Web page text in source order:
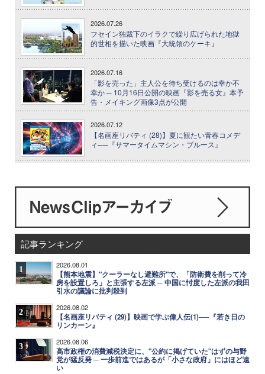
2026.07.26
フセイン独裁下のイラクで繰り広げられた地獄
的世相を描いた映画『大統領のケーキ』
2026.07.16
「影を売った」主人公を待ち受けるのは幸か不
幸か ─ 10月16日公開の映画『影を売る女』本予
告・メイキング画像3点が公開
2026.07.12
【名画座リバティ (28)】夏に観たい青春コメデ
ィ──『サマータイムマシン・ブルース』
記事ランキング
1 2026.08.01
【熊本地震】"クーラーなし避難所"で、「防衛費を削って冷
房を設置しろ」と主張する左派 ─ 中国に忖度した左派の我田
引水の議論に批判殺到
2 2026.08.02
【名画座リバティ (29)】映画で学ぶ偉人伝(1)──『若き日の
リンカーン』
3 2026.08.06
高市政権の消費減税決定に、"公約に掲げていた"はずの与野
党が猛反発 ─ 一歩前進ではあるが「小さな政府」にはほど遠
い